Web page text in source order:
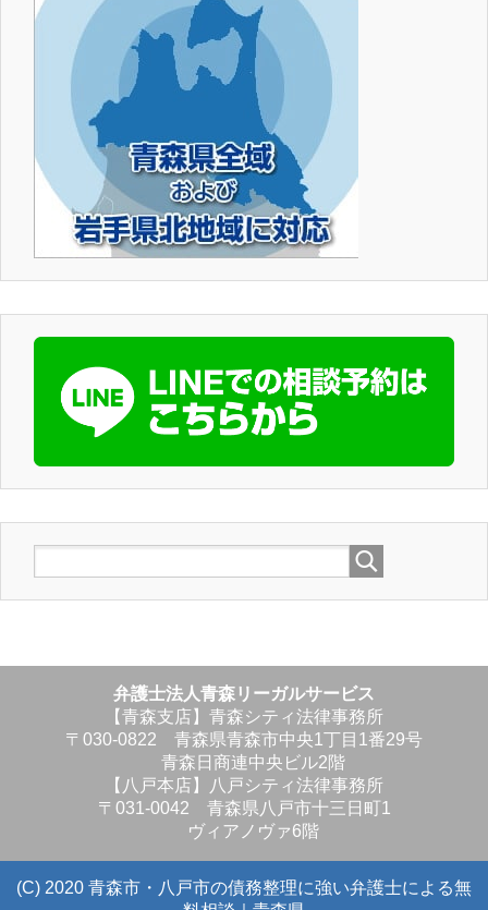
弁護士法人青森リーガルサービス
【青森支店】青森シティ法律事務所
〒030-0822 青森県青森市中央1丁目1番29号
青森日商連中央ビル2階
【八戸本店】八戸シティ法律事務所
〒031-0042 青森県八戸市十三日町1
ヴィアノヴァ6階
(C) 2020 青森市・八戸市の債務整理に強い弁護士による無